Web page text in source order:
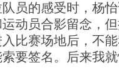
的感受时，杨怡
动员合影留念，
比赛场地后，不
要签名。后来我